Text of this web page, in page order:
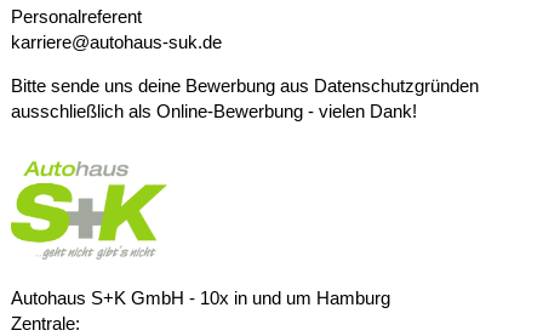
Personalreferent
karriere@autohaus-suk.de
Bitte sende uns deine Bewerbung aus Datenschutzgründen
ausschließlich als Online-Bewerbung - vielen Dank!
Autohaus S+K GmbH - 10x in und um Hamburg
Zentrale: